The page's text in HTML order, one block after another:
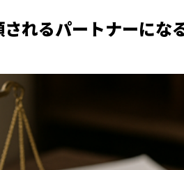
れるパートナーにな